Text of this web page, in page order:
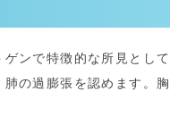
ンで特徴的な所見とし
肺の過膨張を認めます。